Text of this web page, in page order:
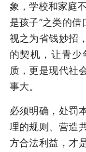
象，学校和家庭
是孩子”之类的借
视之为省钱妙招
的契机，让青
质，更是现代社
事大。
必须明确，处罚
理的规则、营造
方合法利益，才